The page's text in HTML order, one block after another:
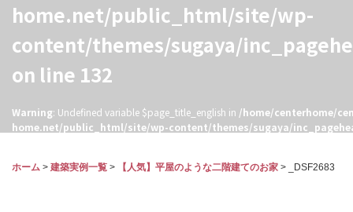
home.net/public_html/site/wp-
content/themes/sugaya/
on line 132
Warning: Undefined variable $page_title_english in /home/centerhome/
home.net/public_html/site/wp-content/themes/sugaya/
ホーム > 建築実例一覧 > 【人気】平屋のような二階建てのお家 > _DSF2683